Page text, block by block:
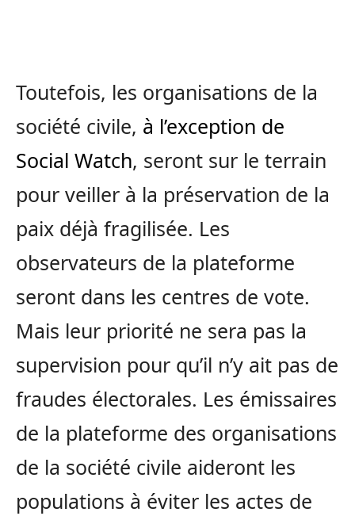
Toutefois, les organisations de la
société civile, à l’exception de
Social Watch, seront sur le terrain
pour veiller à la préservation de la
paix déjà fragilisée. Les
observateurs de la plateforme
seront dans les centres de vote.
Mais leur priorité ne sera pas la
supervision pour qu’il n’y ait pas de
fraudes électorales. Les émissaires
de la plateforme des organisations
de la société civile aideront les
populations à éviter les actes de